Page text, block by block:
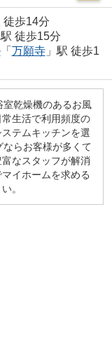
徒歩14分
駅 徒歩15分
「 万願寺」駅 徒歩1
乾燥機のあるお風
生活で利用頻度の
テムキッチンを選
らお客様が多くて
なスタッフが解消
イホームを求める
。